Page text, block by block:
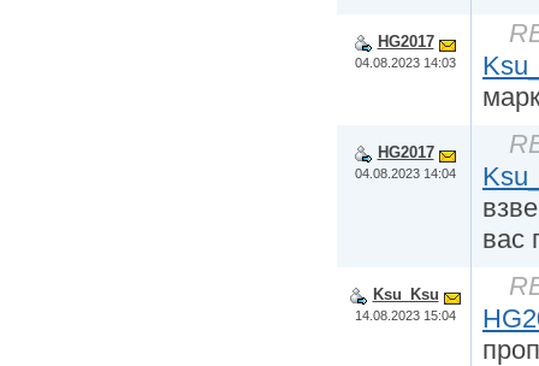
HG2017
04.08.2023 14:03
HG2017
04.08.2023 14:04
вас
Ksu_Ksu
14.08.2023 15:04